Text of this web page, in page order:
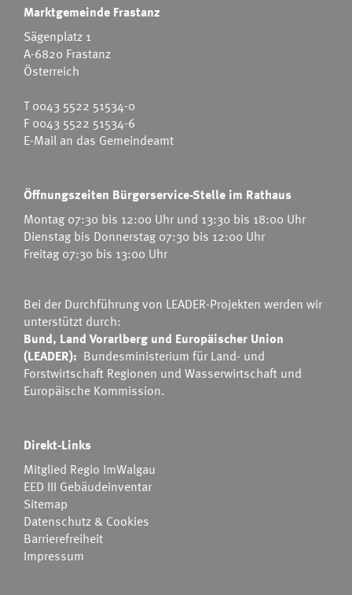
Marktgemeinde Frastanz
Sägenplatz 1
A-6820 Frastanz
Österreich
T0043 5522 51534-0
F 0043 5522 51534-6
E-Mail an das Gemeindeamt
Öffnungszeiten Bürgerservice-Stelle im Rathaus
Montag 07:30 bis 12:00 Uhr und 13:30 bis 18:00 Uhr
Dienstag bis Donnerstag 07:30 bis 12:00 Uhr
Freitag 07:30 bis 13:00 Uhr
Bei der Durchführung von LEADER-Projekten werden wir
unterstützt durch:
Bund, Land Vorarlberg und Europäischer Union
(LEADER): Bundesministerium für Land- und
Forstwirtschaft Regionen und Wasserwirtschaft und
Europäische Kommission.
Direkt-Links
Mitglied Regio ImWalgau
EED III Gebäudeinventar
Sitemap
Datenschutz & Cookies
Barrierefreiheit
Impressum